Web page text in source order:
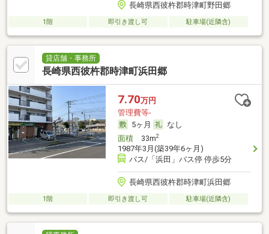
長崎県西彼杵郡時津町野田郷
1階 即引き渡し可 駐車場(近隣含)
貸店舗・事務所
長崎県西彼杵郡時津町浜田郷
7.70万円
管理費等-
5ヶ月
なし
面積33m2
1987年3月(築39年6ヶ月)
バス/「浜田」バス停 停歩5分
長崎県西彼杵郡時津町浜田郷
1階 即引き渡し可 駐車場(近隣含)